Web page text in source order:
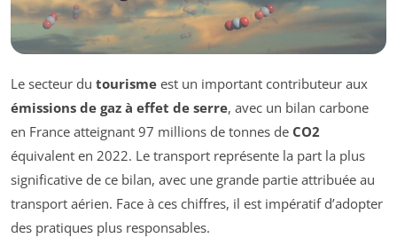
Le secteur du tourisme est un important contributeur aux
émissions de gaz à effet de serre, avec un bilan carbone
en France atteignant 97 millions de tonnes de CO2
équivalent en 2022. Le transport représente la part la plus
significative de ce bilan, avec une grande partie attribuée au
transport aérien. Face à ces chiffres, il est impératif d’adopter
des pratiques plus responsables.